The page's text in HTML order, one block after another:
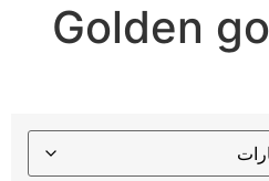
Golden